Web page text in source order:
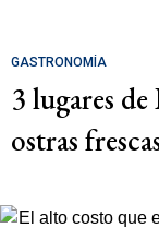
GASTRONOMÍA
3 lugares
ostras